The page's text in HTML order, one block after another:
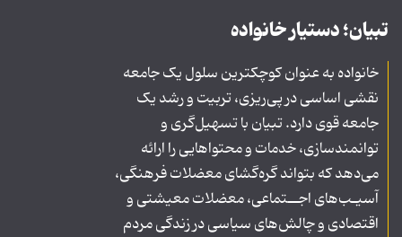
تبیان؛ دستیار خانواده
خانواده به عنوان کوچکترین سلول یک جامعه
نقشی اساسی در پی‌ریزی، تربیت و رشد یک
جامعه قوی دارد. تبیان با تسهیل‌گری و
توانمندسازی، خدمات و محتواهایی را ارائه
می‌دهد که بتواند گره‌گشای معضلات فرهنگی،
آسیـب‌های اجــتماعی، معضلات معیشتی و
اقتصادی و چالش‌های سیاسی در زندگی مردم